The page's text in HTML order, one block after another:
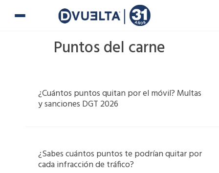
Puntos del carne
¿Cuántos puntos quitan por el móvil? Multas
y sanciones DGT 2026
¿Sabes cuántos puntos te podrían quitar por
cada infracción de tráfico?